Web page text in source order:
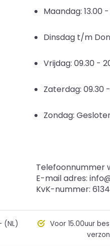
Maandag: 13.00
Dinsdag t/m
Vrijdag: 09.30 -
Zaterdag: 09.30
Zondag:
Telefoonnummer
E-mail adres:
KvK-nummer:
(NL)
Voor 15.00uur